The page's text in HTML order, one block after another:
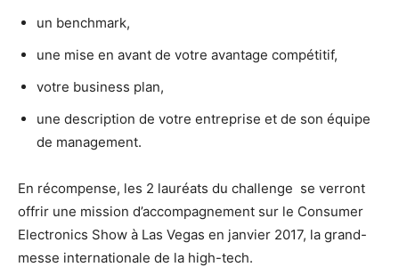
un benchmark,
une mise en avant de votre avantage compétitif,
votre business plan,
une description de votre entreprise et de son équipe
de management.
En récompense, les 2 lauréats du challenge se verront
offrir une mission d’accompagnement sur le Consumer
Electronics Show à Las Vegas en janvier 2017, la grand-
messe internationale de la high-tech.